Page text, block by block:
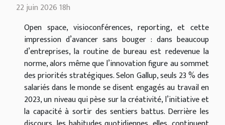
22 juin 2026 18h
Open space, visioconférences, reporting, et cette
impression d’avancer sans bouger : dans beaucoup
d’entreprises, la routine de bureau est redevenue la
norme, alors même que l’innovation figure au sommet
des priorités stratégiques. Selon Gallup, seuls 23 % des
salariés dans le monde se disent engagés au travail en
2023, un niveau qui pèse sur la créativité, l’initiative et
la capacité à sortir des sentiers battus. Derrière les